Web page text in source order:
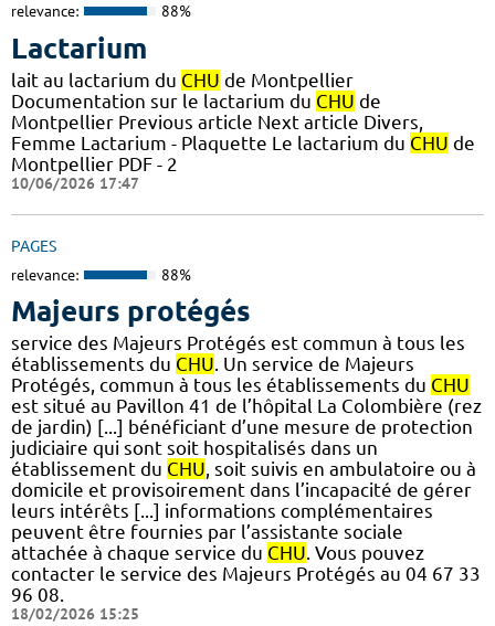
relevance: 88%
Lactarium
lait au lactarium du CHU de Montpellier
Documentation sur le lactarium du CHU de
Montpellier Previous article Next article Divers,
Femme Lactarium - Plaquette Le lactarium du CHU de
Montpellier PDF - 2
10/06/2026 17:47
PAGES
relevance: 88%
Majeurs protégés
service des Majeurs Protégés est commun à tous les
établissements du CHU. Un service de Majeurs
Protégés, commun à tous les établissements du CHU
est situé au Pavillon 41 de l’hôpital La Colombière (rez
de jardin) [...] bénéficiant d’une mesure de protection
judiciaire qui sont soit hospitalisés dans un
établissement du CHU, soit suivis en ambulatoire ou à
domicile et provisoirement dans l’incapacité de gérer
leurs intérêts [...] informations complémentaires
peuvent être fournies par l’assistante sociale
attachée à chaque service du CHU. Vous pouvez
contacter le service des Majeurs Protégés au 04 67 33
96 08.
18/02/2026 15:25